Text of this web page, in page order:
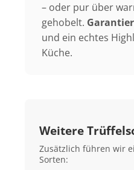
– oder pur über
gehobelt.
und ein echtes
Küche.
Weitere
Zusätzlich führen wir
Sorten: